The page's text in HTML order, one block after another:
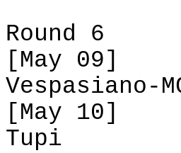
Round 6
[May 09]
Vespasiano-
[May 10]
Tupi